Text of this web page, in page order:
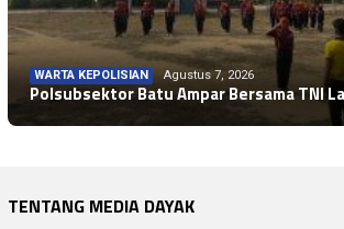
WARTA KEPOLISIAN Agustus 7, 2026
Polsubsektor Batu Ampar Bersama TNI
TENTANG MEDIA DAYAK